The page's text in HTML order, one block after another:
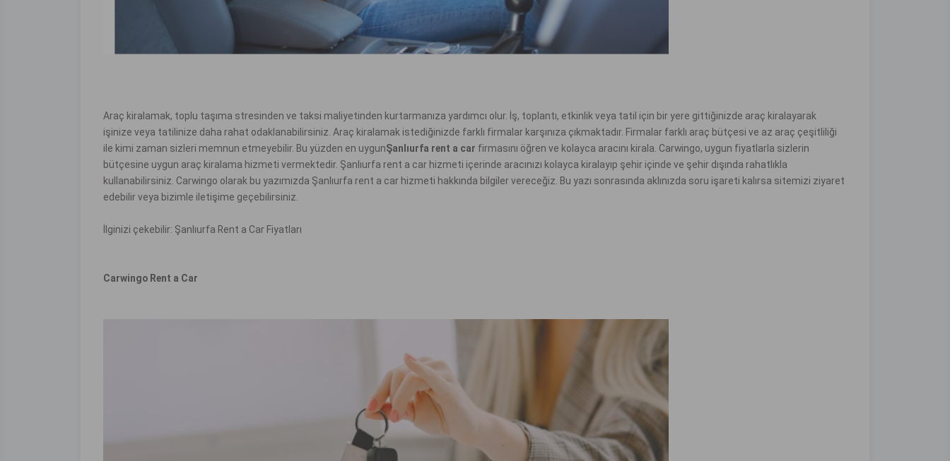
Araç kiralamak, toplu taşıma stresinden ve taksi maliyetinden kurtarmanıza yardımcı olur. İş, toplantı, etkinlik veya tatil için bir yere gittiğinizde araç kiralayarak
işinize veya tatilinize daha rahat odaklanabilirsiniz. Araç kiralamak istediğinizde farklı firmalar karşınıza çıkmaktadır. Firmalar farklı araç bütçesi ve az araç çeşitliliği
ile kimi zaman sizleri memnun etmeyebilir. Bu yüzden en uygunŞanlıurfa rent a car firmasını öğren ve kolayca aracını kirala. Carwingo, uygun fiyatlarla sizlerin
bütçesine uygun araç kiralama hizmeti vermektedir. Şanlıurfa rent a car hizmeti içerinde aracınızı kolayca kiralayıp şehir içinde ve şehir dışında rahatlıkla
kullanabilirsiniz. Carwingo olarak bu yazımızda Şanlıurfa rent a car hizmeti hakkında bilgiler vereceğiz. Bu yazı sonrasında aklınızda soru işareti kalırsa sitemizi ziyaret
edebilir veya bizimle iletişime geçebilirsiniz.
İlginizi çekebilir: Şanlıurfa Rent a Car Fiyatları
Carwingo Rent a Car